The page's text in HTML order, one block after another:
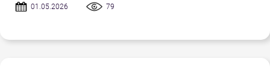
01.05.2026 79